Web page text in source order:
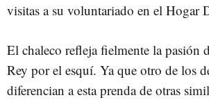
visitas a su voluntariado en el Hogar
El chaleco refleja fielmente la pasión
Rey por el esquí. Ya que otro de los
diferencian a esta prenda de otras